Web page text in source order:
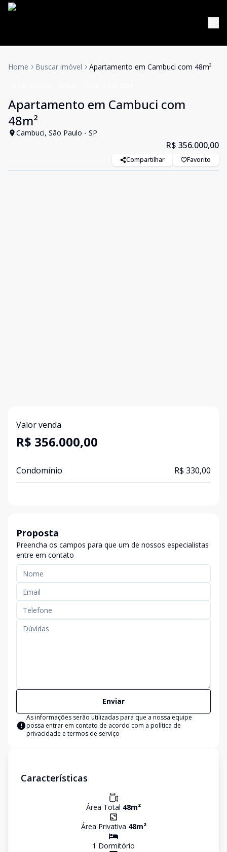
Home Buscar imóvel Apartamento em Cambuci com 48m²
Apartamento em Cambuci com
48m²
Cambuci, São Paulo - SP
R$ 356.000,00
Compartilhar Favorito
Valor venda
R$ 356.000,00
Condomínio R$ 330,00
Proposta
Preencha os campos para que um de nossos especialistas
entre em contato
Enviar
As informações serão utilizadas para que a nossa equipe
possa entrar em contato de acordo com a política de
privacidade e termos de serviço
Características
Área Total 48m²
Área Privativa 48m²
1 Dormitório